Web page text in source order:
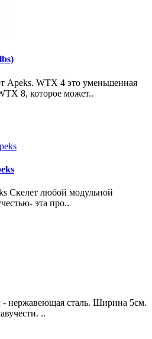
Apeks. WTX 4 это уменьшенная
8, которое может..
Скелет любой модульной
эта про..
- нержавеющая сталь. Ширина 5см.
..